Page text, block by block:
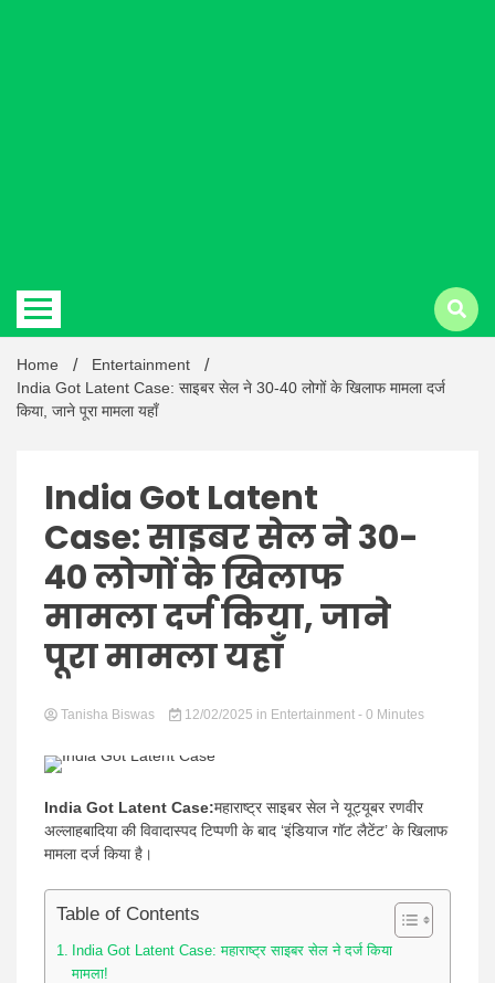
Latest
Hindi
News
Home
Entertainment
India Got Latent Case: साइबर सेल ने 30-40 लोगों के खिलाफ मामला दर्ज
किया, जाने पूरा मामला यहाँ
India Got Latent
Case: साइबर सेल ने 30-
40 लोगों के खिलाफ
मामला दर्ज किया, जाने
पूरा मामला यहाँ
Tanisha Biswas 12/02/2025 in Entertainment - 0 Minutes
India Got Latent Case:महाराष्ट्र साइबर सेल ने यूट्यूबर रणवीर
अल्लाहबादिया की विवादास्पद टिप्पणी के बाद ‘इंडियाज गॉट लैटेंट’ के खिलाफ
मामला दर्ज किया है।
Table of Contents
India Got Latent Case: महाराष्ट्र साइबर सेल ने दर्ज किया
मामला!